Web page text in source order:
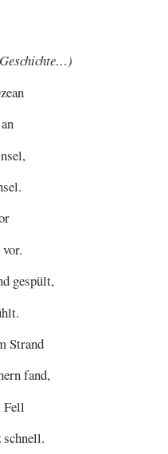
gespült,
Strand
fand,
Fell
schnell.